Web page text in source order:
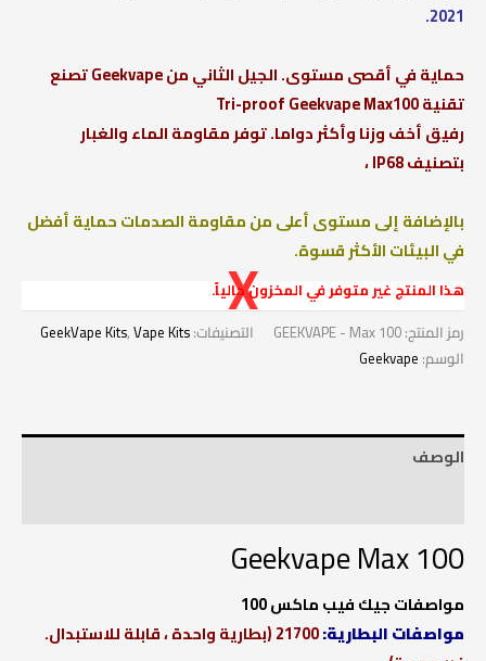
2021.
حماية في أقصى مستوى. الجيل الثاني من Geekvape تصنع
تقنية Tri-proof Geekvape Max100
رفيق أخف وزنا وأكثر دواما. توفر مقاومة الماء والغبار
بتصنيف IP68 ،
بالإضافة إلى مستوى أعلى من مقاومة الصدمات حماية أفضل
في البيئات الأكثر قسوة.
هذا المنتج غير متوفر في المخزون حالياً.
رمز المنتج:GEEKVAPE - Max 100 التصنيفات: GeekVape Kits,Vape Kits
الوسم: Geekvape
الوصف
Geekvape Max 100
مواصفاتجيك فيب ماكس 100
مواصفات البطارية:
21700 (بطارية واحدة ، قابلة للاستبدال.